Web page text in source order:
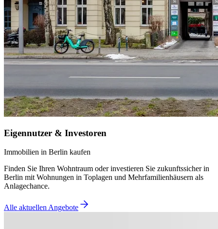
Eigennutzer & Investoren
Immobilien in Berlin kaufen
Finden Sie Ihren Wohntraum oder investieren Sie zukunftssicher in
Berlin mit Wohnungen in Toplagen und Mehrfamilienhäusern als
Anlagechance.
Alle aktuellen Angebote